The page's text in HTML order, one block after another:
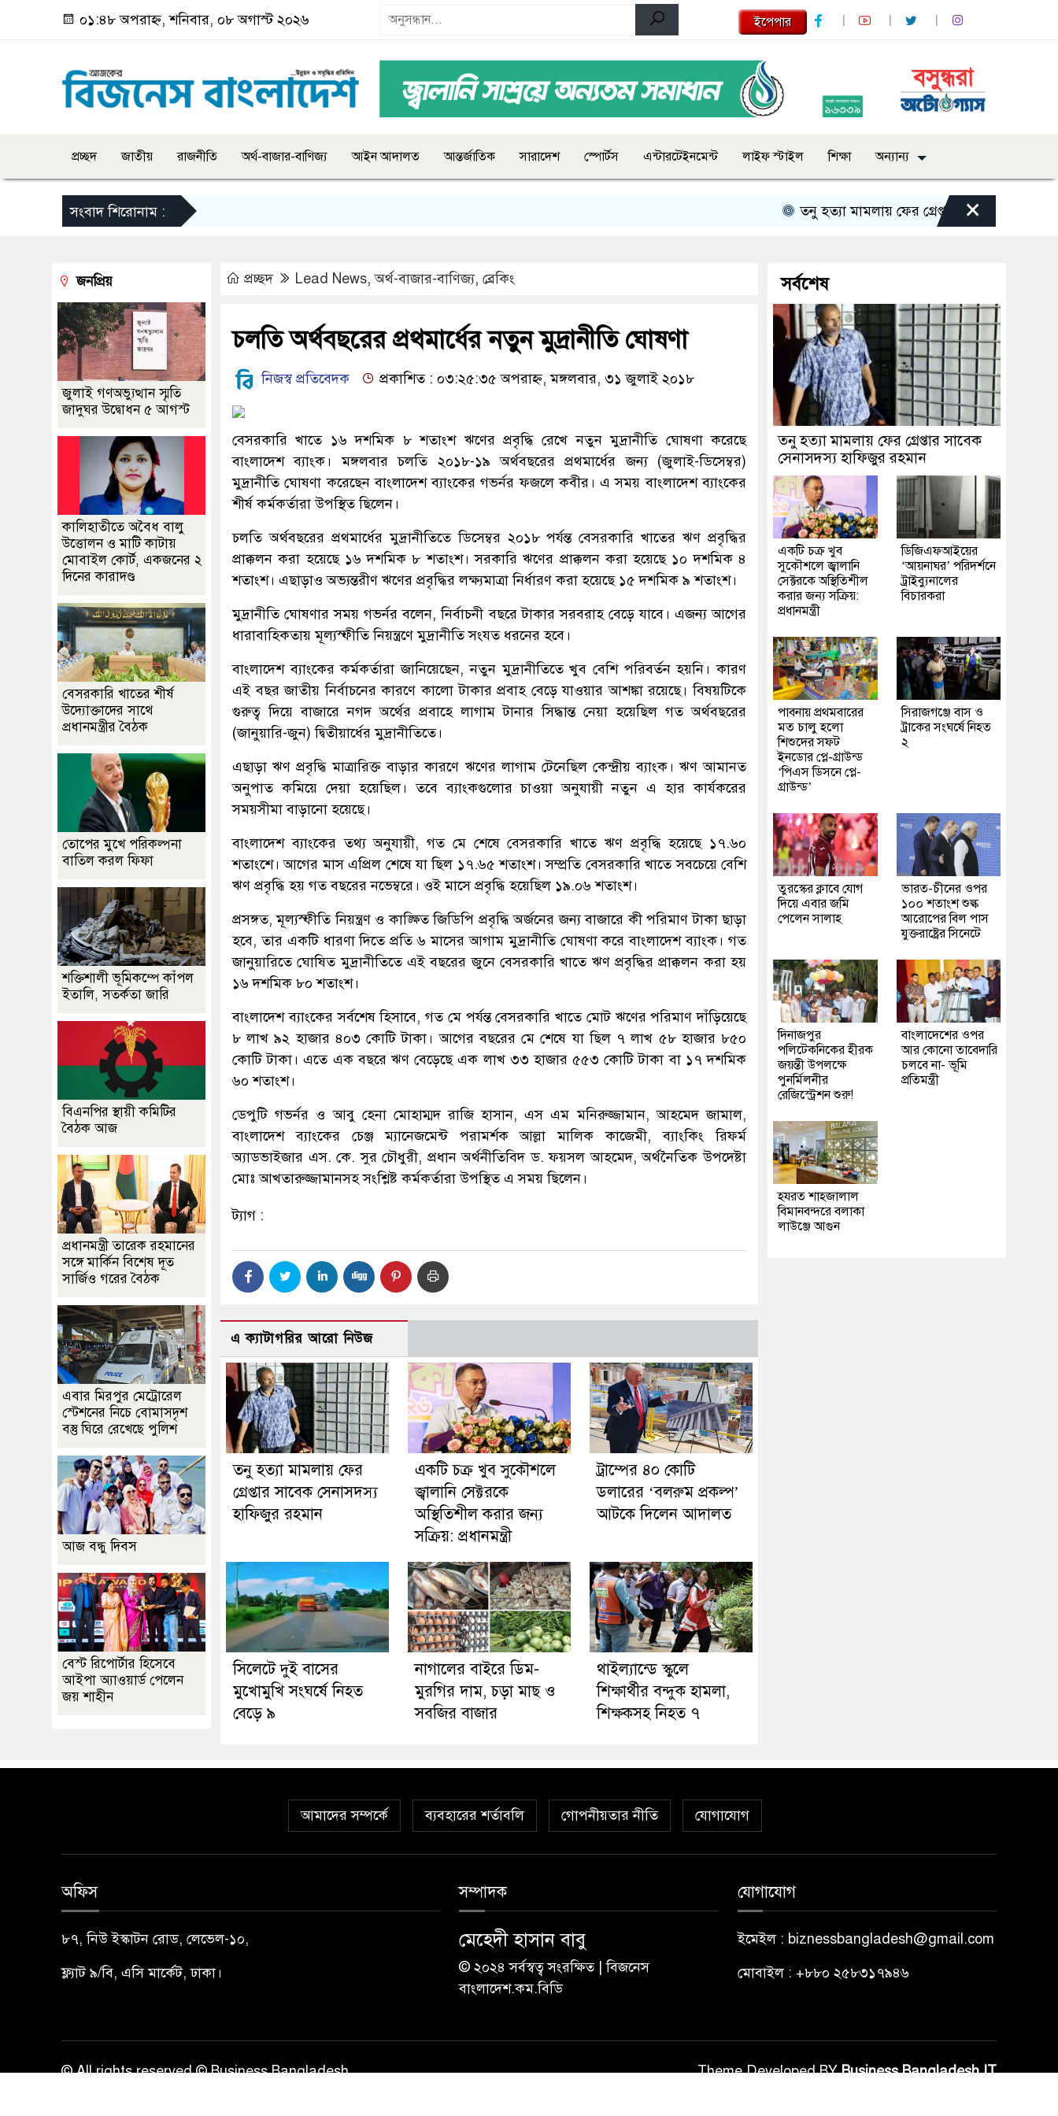
০১:৪৮ অপরাহ্ন, শনিবার, ০৮ অগাস্ট ২০২৬ ইপেপার
প্রচ্ছদ জাতীয় রাজনীতি অর্থ-বাজার-বাণিজ্য আইন আদালত আন্তর্জাতিক সারাদেশ স্পোর্টস এন্টারটেইনমেন্ট লাইফ স্টাইল শিক্ষা অন্যান্য
সংবাদ শিরোনাম : তনু হত্যা মামলায় ফের গ্রেপ্তার সাবেক সেনাসদস্য
×
প্রচ্ছদ Lead News,অর্থ-বাজার-বাণিজ্য, ব্রেকিং
চলতি অর্থবছরের প্রথমার্ধের নতুন মুদ্রানীতি ঘোষণা
নিজস্ব প্রতিবেদক প্রকাশিত : ০৩:২৫:৩৫ অপরাহ্ন, মঙ্গলবার, ৩১ জুলাই ২০১৮
বেসরকারি খাতে ১৬ দশমিক ৮ শতাংশ ঋণের প্রবৃদ্ধি রেখে নতুন মুদ্রানীতি ঘোষণা করেছে
বাংলাদেশ ব্যাংক। মঙ্গলবার চলতি ২০১৮-১৯ অর্থবছরের প্রথমার্ধের জন্য (জুলাই-ডি‌সেম্বর)
মুদ্রানীতি ঘোষণা করেছেন বাংলাদেশ ব্যাংকের গভর্নর ফজলে কবীর। এ সময় বাংলাদেশ ব্যাংকের
শীর্ষ কর্মকর্তারা উপস্থিত ছিলেন।
চলতি অর্থবছরের প্রথমার্ধের মুদ্রানীতিতে ডি‌সেম্বর ২০১৮ পর্যন্ত বেসরকারি খাতের ঋণ প্রবৃদ্ধির
প্রাক্কলন করা হয়ে‌ছে ১৬ দশমিক ৮ শতাংশ। সরকা‌রি ঋ‌ণের প্রাক্কলন করা হ‌য়ে‌ছে ১০ দশমিক ৪
শতাংশ। এছাড়াও অভ্যন্তরীণ ঋ‌ণের প্রবৃ‌দ্ধির লক্ষ্যমাত্রা নির্ধারণ করা হয়ে‌ছে ১৫ দশমিক ৯ শতাংশ।
মুদ্রানী‌তি ঘোষণার সময় গভর্নর ব‌লেন, নির্বাচনী বছ‌রে টাকার সরবরাহ বে‌ড়ে যা‌বে। এজন্য আগের
ধারাবা‌হিকতায় মূল্যস্ফী‌তি নিয়ন্ত্রণে মুদ্রানী‌তি সংযত ধর‌নের হ‌বে।
বাংলাদেশ ব্যাংকের কর্মকর্তারা জানিয়েছেন, নতুন মুদ্রানীতিতে খুব বেশি পরিবর্তন হয়নি। কারণ
এই বছর জাতীয় নির্বাচনের কারণে কালো টাকার প্রবাহ বেড়ে যাওয়ার আশঙ্কা রয়েছে। বিষয়টিকে
গুরুত্ব দিয়ে বাজারে নগদ অর্থের প্রবাহে লাগাম টানার সিদ্ধান্ত নেয়া হয়েছিল গত অর্থবছরের
(জানুয়ারি-জুন) দ্বিতীয়ার্ধের মুদ্রানীতিতে।
এছাড়া ঋণ প্রবৃদ্ধি মাত্রারিক্ত বাড়ার কারণে ঋণের লাগাম টেনেছিল কেন্দ্রীয় ব্যাংক। ঋণ আমানত
অনুপাত কমিয়ে দেয়া হয়েছিল। তবে ব্যাংকগুলোর চাওয়া অনুযায়ী নতুন এ হার কার্যকরের
সময়সীমা বাড়ানো হয়েছে।
বাংলাদেশ ব্যাংকের তথ্য অনুযায়ী, গত মে শেষে বেসরকারি খাতে ঋণ প্রবৃদ্ধি হয়েছে ১৭.৬০
শতাংশে। আগের মাস এপ্রিল শেষে যা ছিল ১৭.৬৫ শতাংশ। সম্প্রতি বেসরকারি খাতে সবচেয়ে বেশি
ঋণ প্রবৃদ্ধি হয় গত বছরের নভেম্বরে। ওই মাসে প্রবৃদ্ধি হয়েছিল ১৯.০৬ শতাংশ।
প্রসঙ্গত, মূল্যস্ফীতি নিয়ন্ত্রণ ও কাঙ্ক্ষিত জিডিপি প্রবৃদ্ধি অর্জনের জন্য বাজারে কী পরিমাণ টাকা ছাড়া
হবে, তার একটি ধারণা দিতে প্রতি ৬ মাসের আগাম মুদ্রানীতি ঘোষণা করে বাংলাদেশ ব্যাংক। গত
জানুয়ারিতে ঘোষিত মুদ্রানীতিতে এই বছরের জুনে বেসরকারি খাতে ঋণ প্রবৃদ্ধির প্রাক্কলন করা হয়
১৬ দশমিক ৮০ শতাংশ।
বাংলাদেশ ব্যাংকের সর্বশেষ হিসাবে, গত মে পর্যন্ত বেসরকারি খাতে মোট ঋণের পরিমাণ দাঁড়িয়েছে
৮ লাখ ৯২ হাজার ৪০৩ কোটি টাকা। আগের বছরের মে শেষে যা ছিল ৭ লাখ ৫৮ হাজার ৮৫০
কোটি টাকা। এতে এক বছরে ঋণ বেড়েছে এক লাখ ৩৩ হাজার ৫৫৩ কোটি টাকা বা ১৭ দশমিক
৬০ শতাংশ।
ডেপু‌টি গভর্নর ও আবু হেনা মোহাম্মদ রা‌জি হাসান, এস এম ম‌নিরুজ্জামান, আহমেদ জামাল,
বাংলাদেশ ব্যাংকের চেঞ্জ ম্যানেজমেন্ট পরামর্শক আল্লা মালিক কাজেমী, ব্যাংকিং রিফর্ম
অ্যাডভাইজার এস. কে. সুর চৌধুরী, প্রধান অর্থনীতিবিদ ড. ফয়সল আহমেদ, অর্থনৈ‌তিক উপ‌দেষ্টা
মোঃ আখতারুজ্জামানসহ সং‌শ্লিষ্ট কর্মকর্তারা উপ‌স্থিত এ সময় ছি‌লেন।
ট্যাগ :
এ ক্যাটাগরির আরো নিউজ
তনু হত্যা মামলায় ফের
গ্রেপ্তার সাবেক সেনাসদস্য
হাফিজুর রহমান
একটি চক্র খুব সুকৌশলে
জ্বালানি সেক্টরকে
অস্থিতিশীল করার জন্য
সক্রিয়: প্রধানমন্ত্রী
ট্রাম্পের ৪০ কোটি
ডলারের ‘বলরুম প্রকল্প’
আটকে দিলেন আদালত
সিলেটে দুই বাসের
মুখোমুখি সংঘর্ষে নিহত
বেড়ে ৯
নাগালের বাইরে ডিম-
মুরগির দাম, চড়া মাছ ও
সবজির বাজার
থাইল্যান্ডে স্কুলে
শিক্ষার্থীর বন্দুক হামলা,
শিক্ষকসহ নিহত ৭
জনপ্রিয়
জুলাই গণঅভ্যুত্থান স্মৃতি
জাদুঘর উদ্বোধন ৫ আগস্ট
কালিহাতীতে অবৈধ বালু
উত্তোলন ও মাটি কাটায়
মোবাইল কোর্ট, একজনের ২
দিনের কারাদণ্ড
বেসরকারি খাতের শীর্ষ
উদ্যোক্তাদের সাথে
প্রধানমন্ত্রীর বৈঠক
তোপের মুখে পরিকল্পনা
বাতিল করল ফিফা
শক্তিশালী ভূমিকম্পে কাঁপল
ইতালি, সতর্কতা জারি
বিএনপির স্থায়ী কমিটির
বৈঠক আজ
প্রধানমন্ত্রী তারেক রহমানের
সঙ্গে মার্কিন বিশেষ দূত
সার্জিও গরের বৈঠক
এবার মিরপুর মেট্রোরেল
স্টেশনের নিচে বোমাসদৃশ
বস্তু ঘিরে রেখেছে পুলিশ
আজ বন্ধু দিবস
বেস্ট রিপোর্টার হিসেবে
আইপা অ্যাওয়ার্ড পেলেন
জয় শাহীন
সর্বশেষ
তনু হত্যা মামলায় ফের গ্রেপ্তার সাবেক
সেনাসদস্য হাফিজুর রহমান
একটি চক্র খুব
সুকৌশলে জ্বালানি
সেক্টরকে অস্থিতিশীল
করার জন্য সক্রিয়:
প্রধানমন্ত্রী
ডিজিএফআইয়ের
‘আয়নাঘর’ পরিদর্শনে
ট্রাইব্যুনালের
বিচারকরা
পাবনায় প্রথমবারের
মত চালু হলো
শিশুদের সফট
ইনডোর প্লে-গ্রাউন্ড
‘পিএস ডিসনে প্লে-
গ্রাউন্ড’
সিরাজগঞ্জে বাস ও
ট্রাকের সংঘর্ষে নিহত
২
তুরস্কের ক্লাবে যোগ
দিয়ে এবার জমি
পেলেন সালাহ
ভারত-চীনের ওপর
১০০ শতাংশ শুল্ক
আরোপের বিল পাস
যুক্তরাষ্ট্রের সিনেটে
দিনাজপুর
পলিটেকনিকের হীরক
জয়ন্তী উপলক্ষে
পুনর্মিলনীর
রেজিস্ট্রেশন শুরু!
বাংলাদেশের ওপর
আর কোনো তাবেদারি
চলবে না- ভূমি
প্রতিমন্ত্রী
হযরত শাহজালাল
বিমানবন্দরে বলাকা
লাউঞ্জে আগুন
আমাদের সম্পর্কে ব্যবহারের শর্তাবলি গোপনীয়তার নীতি যোগাযোগ
অফিস
৮৭, নিউ ইস্কাটন রোড, লেভেল-১০,
ফ্ল্যাট ৯/বি, এসি মার্কেট, ঢাকা।
সম্পাদক
মেহেদী হাসান বাবু
© ২০২৪ সর্বস্বত্ব সংরক্ষিত | বিজনেস
বাংলাদেশ.কম.বিডি
যোগাযোগ
ইমেইল : biznessbangladesh@gmail.com
মোবাইল : +৮৮০ ২৫৮৩১৭৯৪৬
© All rights reserved © Business Bangladesh Theme Developed BYBusiness Bangladesh IT